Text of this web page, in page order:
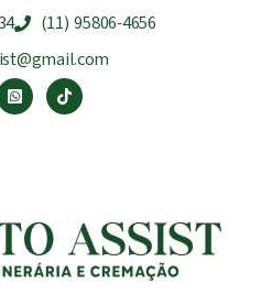
(11) 95806-4656